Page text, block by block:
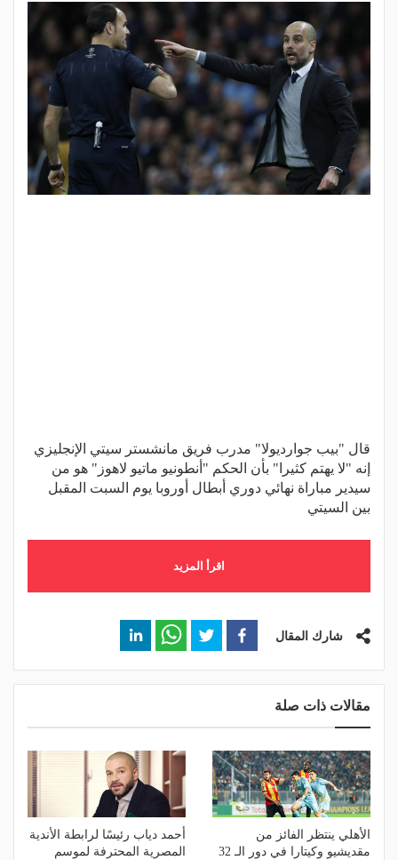
قال "بيب جوارديولا" مدرب فريق مانشستر سيتي الإنجليزي
إنه "لا يهتم كثيرا" بأن الحكم "أنطونيو ماتيو لاهوز" هو من
سيدير مباراة ​​نهائي دوري أبطال أوروبا يوم السبت المقبل
بين السيتي
اقرأ المزيد
شارك المقال
مقالات ذات صلة
الأهلي ينتظر الفائز من
مقديشيو وكيتارا في دور الـ 32
أحمد دياب رئيسًا لرابطة الأندية
المصرية المحترفة لموسم